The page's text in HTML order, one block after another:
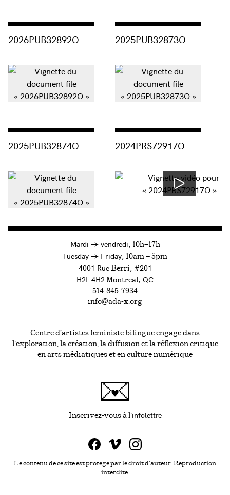
2026PUB32892O 2025PUB32873O
2025PUB32874O 2024PRS72917O
Mardi →à
vendredi, 10h—17h
Tuesday →toFriday, 10am — 5pm
4001 RueBerri , #201
H2L 4H2 Montréal , QC
514-845-7934
info@ada-x.org
Centre d’artistes féministe bilingue engagé dans
l’exploration, la création, la diffusion et la réflexion critique
en arts médiatiques et en culture numérique
Inscrivez-vous à l'infolettreCe lien s'ouvrira
Le contenu de ce site est protégé par le droit d'auteur. Reproduction
interdite.